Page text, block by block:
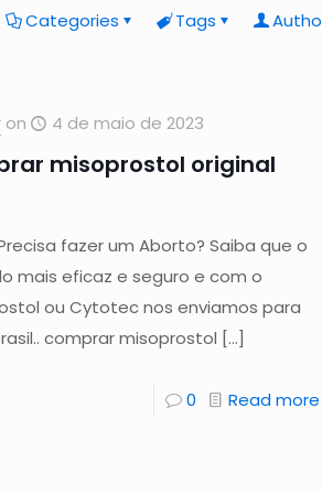
Categories Tags
on 4 de maio de 2023
misoprostol original
fazer um Aborto? Saiba que o
mais eficaz e seguro e com o
ou Cytotec nos enviamos para
comprar misoprostol […]
0 Read more